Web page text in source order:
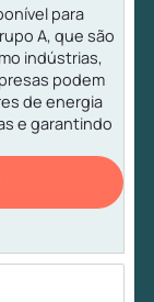
para
A, que são
indústrias,
podem
de energia
e garantindo